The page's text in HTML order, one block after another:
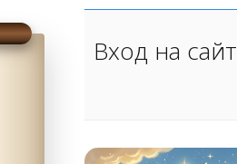
Вход на сайт